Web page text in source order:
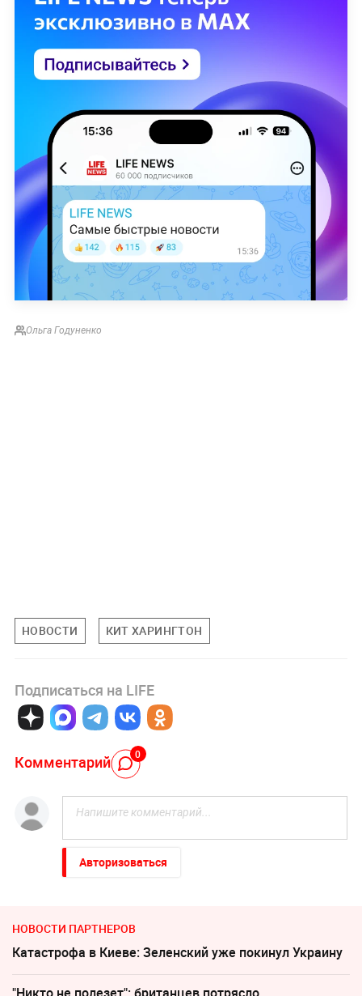
Ольга Годуненко
НОВОСТИ КИТ ХАРИНГТОН
Подписаться на LIFE
Комментарий 0
Авторизоваться
НОВОСТИ ПАРТНЕРОВ
Катастрофа в Киеве: Зеленский уже покинул Украину